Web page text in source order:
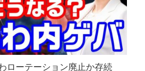
ローテーション廃止か存続